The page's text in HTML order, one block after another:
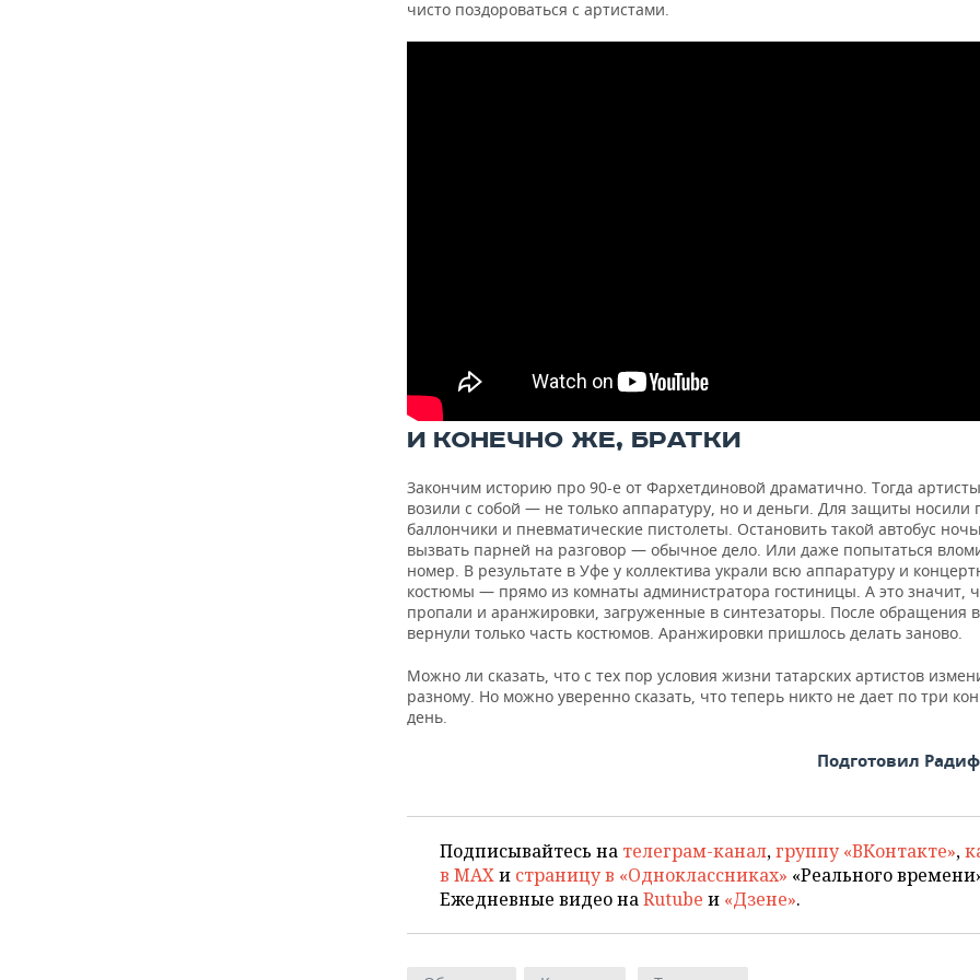
чисто поздороваться с артистами.
И КОНЕЧНО ЖЕ, БРАТКИ
Закончим историю про 90-е от Фархетдиновой драматично. Тогда
возили с собой — не только аппаратуру, но и деньги. Для защиты носили
баллончики и пневматические пистолеты. Остановить такой автобус
вызвать парней на разговор — обычное дело. Или даже попытаться
номер. В результате в Уфе у коллектива украли всю аппаратуру и
костюмы — прямо из комнаты администратора гостиницы. А это значит,
пропали и аранжировки, загруженные в синтезаторы. После обращения
вернули только часть костюмов. Аранжировки пришлось делать заново.
Можно ли сказать, что с тех пор условия жизни татарских артистов
разному. Но можно уверенно сказать, что теперь никто не дает по три
день.
Подготовил
Подписывайтесь на телеграм-канал,группу «ВКонтакте»,
в MAXи страницу в «Одноклассниках» «Реального
Ежедневные видео наRutube и «Дзене».